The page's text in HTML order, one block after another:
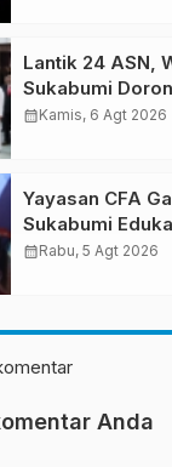
Lantik 24 ASN,
Sukabumi
Profesional dan
calendar_monthKamis, 6 Agt 2026
Yayasan CFA
Sukabumi
Bencana untuk
calendar_monthRabu, 5 Agt 2026
Anda